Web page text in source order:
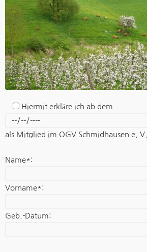
Hiermit erkläre ich ab dem
als Mitglied im OGV Schmidhausen e. V..
Name*:
Vorname*:
Geb.-Datum: